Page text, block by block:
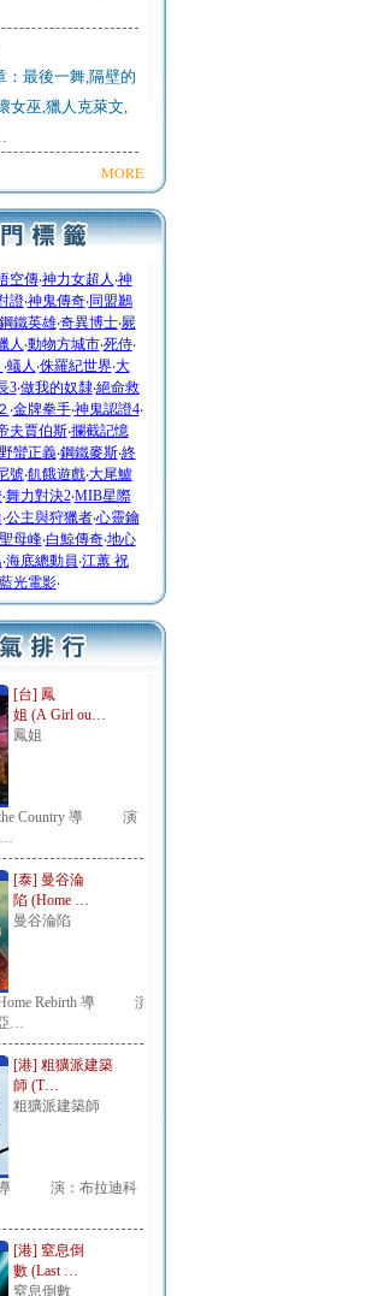
：最後一舞,隔壁的
女巫,獵人克萊文,
MORE
空傳‧神力女超人 ‧神
證‧神鬼傳奇‧同盟鶼
鐵英雄‧奇異博士‧屍
人 ‧動物方城市‧死侍‧
‧蟻人 ‧侏羅紀世界‧大
3‧做我的奴隸‧絕命救
‧金牌拳手‧神鬼認證4‧
夫賈伯斯‧攔截記憶
蠻正義‧鋼鐵麥斯‧終
號‧飢餓遊戲‧大尾鱸
‧舞力對決2‧MIB星際
‧公主與狩獵者‧心靈鑰
母峰‧白鯨傳奇‧地心
‧海底總動員‧江蕙 祝
光電影‧
[台] 鳳
姐 (A Girl ou…
鳳姐
the Country 導 演：
[泰] 曼谷淪
陷 (Home …
曼谷淪陷
Home Rebirth 導 演：
…
[港] 粗獷派建築
師 (T…
粗獷派建築師
導 演：布拉迪科
[港] 窒息倒
數 (Last …
窒息倒數